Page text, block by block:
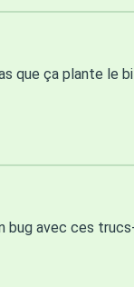
que ça plante le
bug avec ces